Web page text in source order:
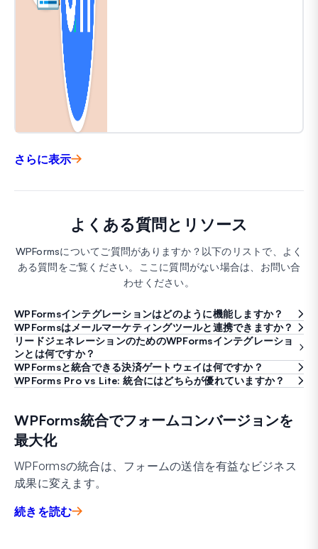
さらに表示
よくある質問とリソース
WPFormsについてご質問がありますか？以下のリストで、よく
ある質問をご覧ください。ここに質問がない場合は、お問い合
わせください。
WPFormsインテグレーションはどのように機能しますか？
WPFormsはメールマーケティングツールと連携できますか？
リードジェネレーションのためのWPFormsインテグレーショ
ンとは何ですか？
WPFormsと統合できる決済ゲートウェイは何ですか？
WPForms Pro vs Lite: 統合にはどちらが優れていますか？
WPForms統合でフォームコンバージョンを
最大化
WPFormsの統合は、フォームの送信を有益なビジネス
成果に変えます。
続きを読む